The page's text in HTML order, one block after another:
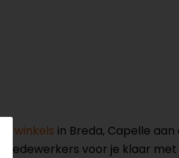
winkels in Breda, Capelle aan
voor je klaar met